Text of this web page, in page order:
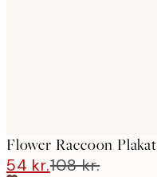
Flower Raccoon Plakat
54 kr.108 kr.